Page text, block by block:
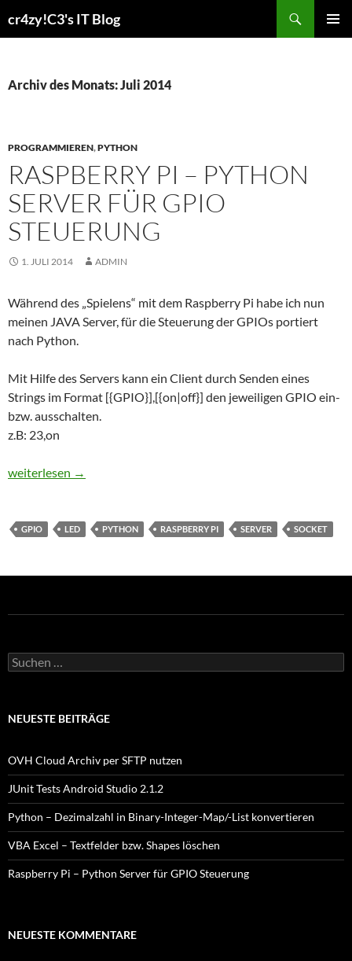
Inhalt
cr4zy!C3's IT Blog
Archiv des Monats: Juli 2014
PROGRAMMIEREN,PYTHON
RASPBERRY PI – PYTHON
SERVER FÜR GPIO
STEUERUNG
1. JULI 2014 ADMIN
Während des „Spielens“ mit dem Raspberry Pi habe ich nun
meinen JAVA Server, für die Steuerung der GPIOs portiert
nach Python.
Mit Hilfe des Servers kann ein Client durch Senden eines
Strings im Format [{GPIO}],[{on|off}] den jeweiligen GPIO ein-
bzw. ausschalten.
z.B: 23,on
Raspberry Pi – Python Server für GPIO Steuerung
weiterlesen →
GPIO LED PYTHON RASPBERRY PI SERVER SOCKET
Suchen
nach:
NEUESTE BEITRÄGE
OVH Cloud Archiv per SFTP nutzen
JUnit Tests Android Studio 2.1.2
Python – Dezimalzahl in Binary-Integer-Map/-List konvertieren
VBA Excel – Textfelder bzw. Shapes löschen
Raspberry Pi – Python Server für GPIO Steuerung
NEUESTE KOMMENTARE